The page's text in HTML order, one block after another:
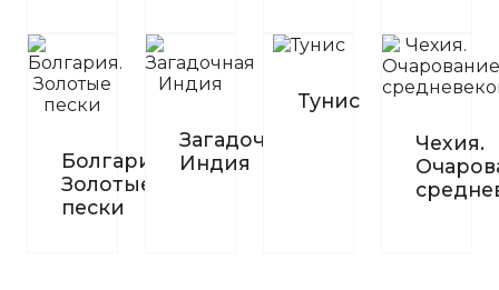
Болгария.
Золотые
пески
Загадочная
Индия
Тунис
Чехия.